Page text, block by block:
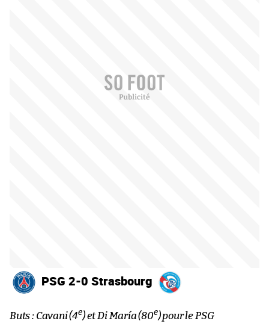
PSG 2-0 Strasbourg
Buts : Cavani (4e) et Di María (80e) pour le PSG